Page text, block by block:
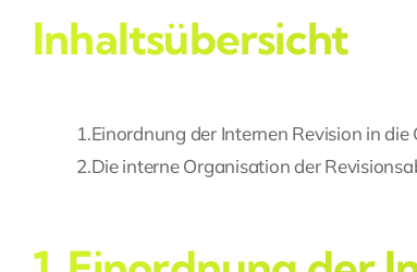
Inhaltsübersicht
1.Einordnung der Internen Revision in
2.Die interne Organisation der